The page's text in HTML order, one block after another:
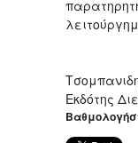
Εκδότης